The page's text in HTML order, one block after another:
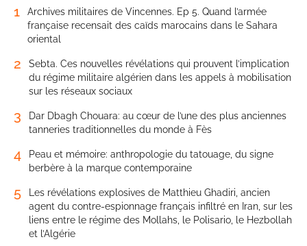
1
Archives militaires de Vincennes. Ep 5. Quand l’armée
française recensait des caïds marocains dans le Sahara
oriental
2
Sebta. Ces nouvelles révélations qui prouvent l’implication
du régime militaire algérien dans les appels à mobilisation
sur les réseaux sociaux
3
Dar Dbagh Chouara: au cœur de l’une des plus anciennes
tanneries traditionnelles du monde à Fès
4
Peau et mémoire: anthropologie du tatouage, du signe
berbère à la marque contemporaine
5
Les révélations explosives de Matthieu Ghadiri, ancien
agent du contre-espionnage français infiltré en Iran, sur les
liens entre le régime des Mollahs, le Polisario, le Hezbollah
et l’Algérie